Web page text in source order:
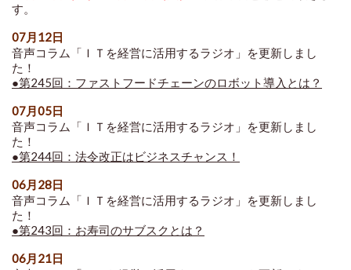
す。
07月12日
音声コラム「ＩＴを経営に活用するラジオ」を更新しまし
た！
●第245回：ファストフードチェーンのロボット導入とは？
07月05日
音声コラム「ＩＴを経営に活用するラジオ」を更新しまし
た！
●第244回：法令改正はビジネスチャンス！
06月28日
音声コラム「ＩＴを経営に活用するラジオ」を更新しまし
た！
●第243回：お寿司のサブスクとは？
06月21日